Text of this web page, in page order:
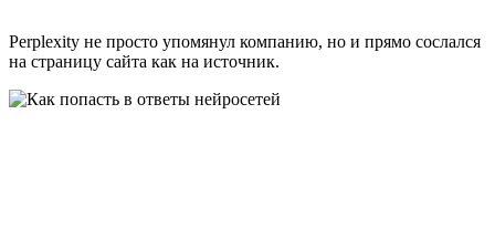
Perplexity не просто упомянул компанию, но и прямо сослался
на страницу сайта как на источник.